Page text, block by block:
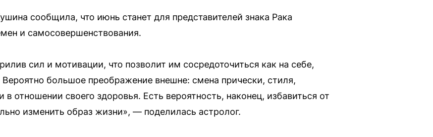
сообщила, что июнь станет для представителей знака Рака
и самосовершенствования.
сил и мотивации, что позволит им сосредоточиться как на себе,
большое преображение внешне: смена прически, стиля,
в отношении своего здоровья. Есть вероятность, наконец, избавиться от
изменить образ жизни», — поделилась астролог.